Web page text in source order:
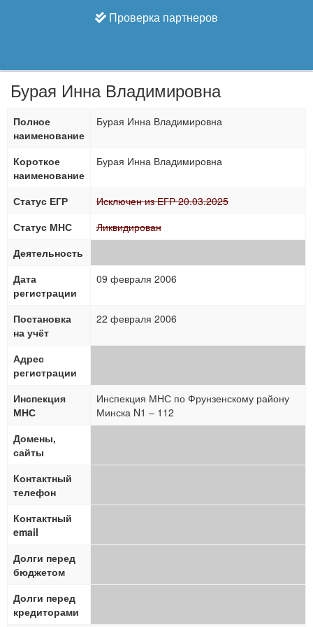
Проверка партнеров
Бурая Инна Владимировна
Полное
наименование
Бурая Инна Владимировна
Короткое
наименование
Бурая Инна Владимировна
Статус ЕГР
Исключен из ЕГР 20.03.2025
Статус МНС
Ликвидирован
Деятельность
Дата
регистрации
09 февраля 2006
Постановка
на учёт
22 февраля 2006
Адрес
регистрации
Инспекция
МНС
Инспекция МНС по Фрунзенскому району
Минска N1 – 112
Домены,
сайты
Контактный
телефон
Контактный
email
Долги перед
бюджетом
Долги перед
кредиторами